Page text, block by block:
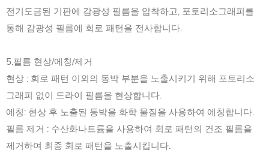
전기도금된 기판에 감광성 필름을 압착하고, 포토리소그래피를
통해 감광성 필름에 회로 패턴을 전사합니다.
5.필름 현상/에칭/제거
현상 : 회로 패턴 이외의 동박 부분을 노출시키기 위해 포토리소
그래피 없이 드라이 필름을 현상합니다.
에칭: 현상 후 노출된 동박을 화학 물질을 사용하여 에칭합니다.
필름 제거 : 수산화나트륨을 사용하여 회로 패턴의 건조 필름을
제거하여 최종 회로 패턴을 노출시킵니다.